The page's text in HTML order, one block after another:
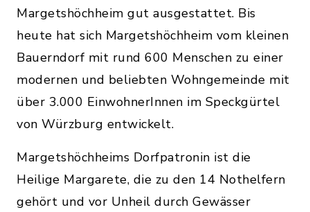
Margetshöchheim gut ausgestattet. Bis
heute hat sich Margetshöchheim vom kleinen
Bauerndorf mit rund 600 Menschen zu einer
modernen und beliebten Wohngemeinde mit
über 3.000 EinwohnerInnen im Speckgürtel
von Würzburg entwickelt.
Margetshöchheims Dorfpatronin ist die
Heilige Margarete, die zu den 14 Nothelfern
gehört und vor Unheil durch Gewässer